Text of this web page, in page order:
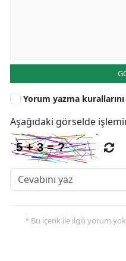
Yorum yazma kurallarını
Aşağıdaki görselde
* Bu içerik ile ilgili yorum